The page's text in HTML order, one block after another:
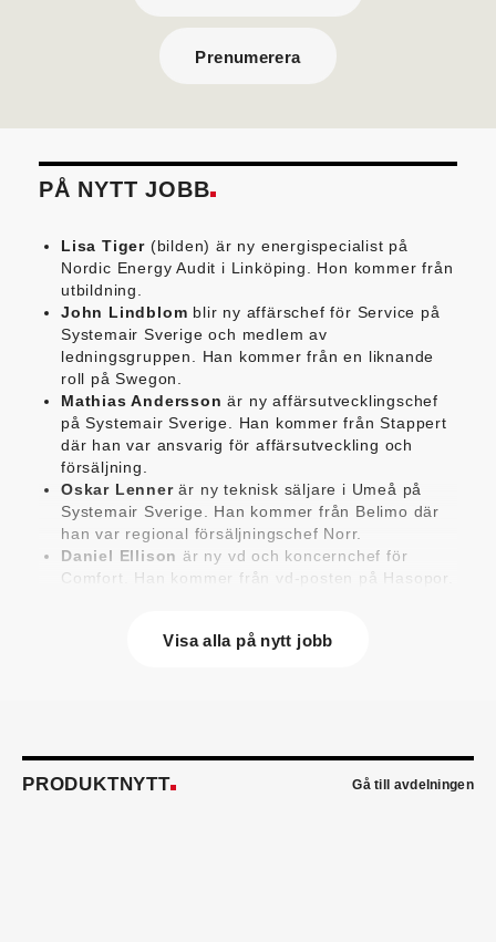
Prenumerera
PÅ NYTT JOBB
Lisa Tiger (bilden) är ny energispecialist på
Nordic Energy Audit i Linköping. Hon kommer från
utbildning.
John Lindblom blir ny affärschef för Service på
Systemair Sverige och medlem av
ledningsgruppen. Han kommer från en liknande
roll på Swegon.
Mathias Andersson är ny affärsutvecklingschef
på Systemair Sverige. Han kommer från Stappert
där han var ansvarig för affärsutveckling och
försäljning.
Oskar Lennerär ny teknisk säljare i Umeå på
Systemair Sverige. Han kommer från Belimo där
han var regional försäljningschef Norr.
Daniel Ellison är ny vd och koncernchef för
Comfort. Han kommer från vd-posten på Hasopor.
var försäljningschef i Skandinavien.
Anastasia Anderssonär ny utvecklare av
försäljningsprocesser och produktägare på
Visa alla på nytt jobb
PRODUKTNYTT Gå till avdelningen